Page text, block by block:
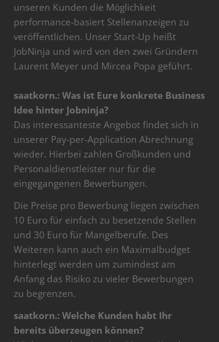
unseren Kunden die Möglichkeit
performance-basiert Stellenanzeigen zu
veröffentlichen. Unser Start-Up heißt
JobNinja und wird von den zwei Gründern
Laurent Meyer und Mircea Popa geführt.
saatkorn.: Was ist Eure konkrete Business
Idee hinter Jobninja?
Das interessanteste Angebot findet sich in
unserer Pay-per-Application Abrechnung
wieder. Hierbei zahlen Großkunden und
Personaldienstleister nur für die
eingegangenen Bewerbungen.
Die Preise pro Bewerbung liegen zwischen
10 Euro für einfach zu besetzende Stellen
und 30 Euro für Mangelberufe. Des
Weiteren kann auch ein Maximalbudget
hinterlegt werden um zumindest am
Anfang das Risiko zu vieler Bewerbungen
zu begrenzen.
saatkorn.: Welche Kunden habt Ihr
bereits überzeugen können?